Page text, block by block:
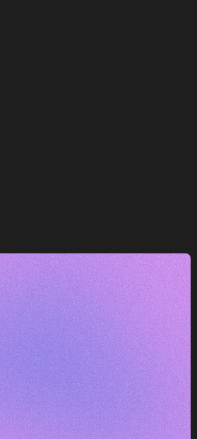
k tomu co říct.